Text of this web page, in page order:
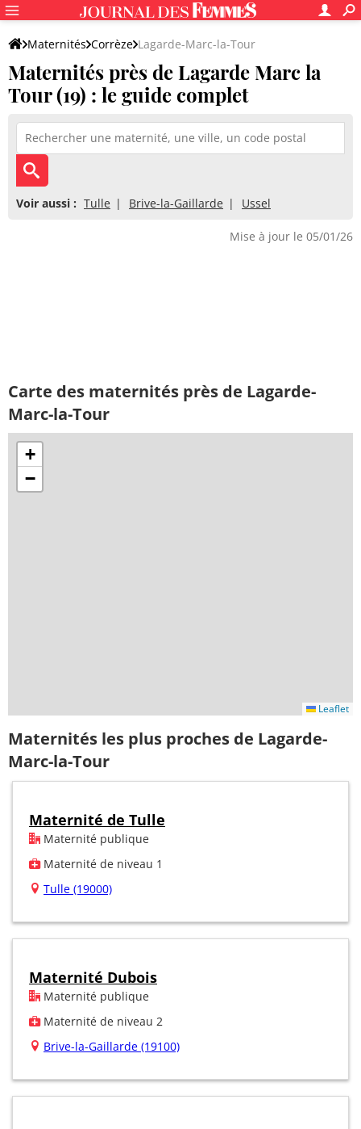
Maternités Corrèze Lagarde-Marc-la-Tour
Maternités près de Lagarde Marc la
Tour (19) : le guide complet
Voir aussi : Tulle Brive-la-Gaillarde Ussel
Mise à jour le 05/01/26
Carte des maternités près de Lagarde-
Marc-la-Tour
+
−
Leaflet
Maternités les plus proches de Lagarde-
Marc-la-Tour
Maternité de Tulle
Maternité publique
Maternité de niveau 1
Tulle (19000)
Maternité Dubois
Maternité publique
Maternité de niveau 2
Brive-la-Gaillarde (19100)